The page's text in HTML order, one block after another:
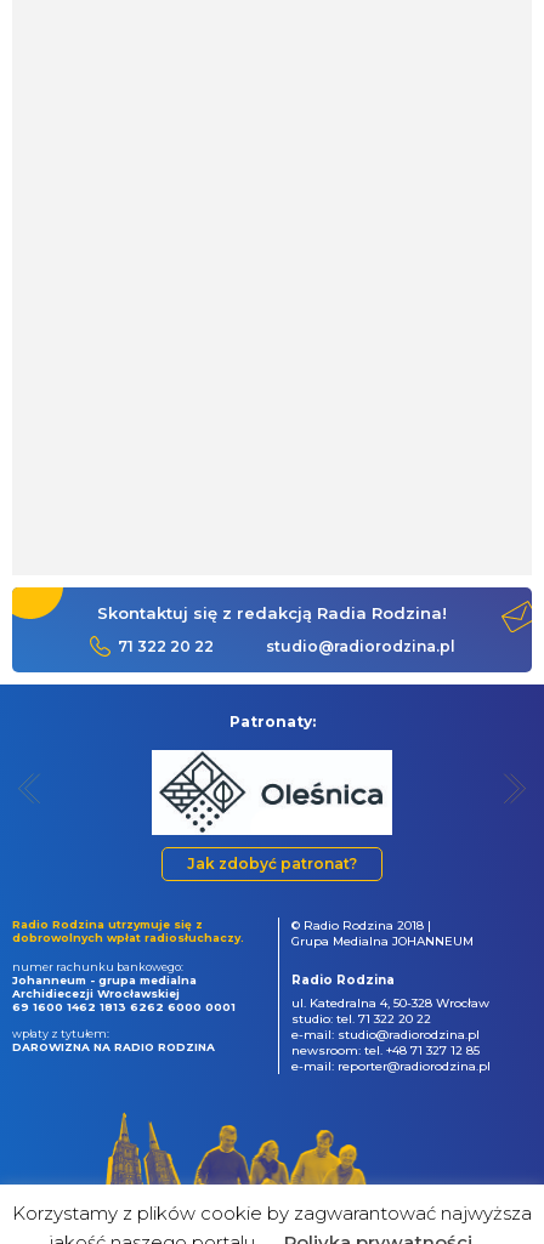
Skontaktuj się z redakcją Radia Rodzina!
71 322 20 22 studio@radiorodzina.pl
Patronaty:
Jak zdobyć patronat?
Radio Rodzina utrzymuje się z
dobrowolnych wpłat radiosłuchaczy.
numer rachunku bankowego:
Johanneum - grupa medialna
Archidiecezji Wrocławskiej
69 1600 1462 1813 6262 6000 0001
wpłaty z tytułem:
DAROWIZNA NA RADIO RODZINA
© Radio Rodzina 2018 |
Grupa Medialna JOHANNEUM
Radio Rodzina
ul. Katedralna 4, 50-328 Wrocław
studio: tel. 71 322 20 22
e-mail: studio@radiorodzina.pl
newsroom: tel. +48 71 327 12 85
e-mail: reporter@radiorodzina.pl
Korzystamy z plików cookie by zagwarantować najwyższa